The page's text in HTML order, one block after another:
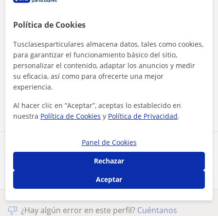
Comparte a este profesor
Al hacer clic, aceptas nuestroaviso legaly deprivacidad
¿Hay algún error en este perfil? Cuéntanos
Política de Cookies
Tusclasesparticulares almacena datos, tales como cookies,
para garantizar el funcionamiento básico del sitio,
personalizar el contenido, adaptar los anuncios y medir
su eficacia, así como para ofrecerte una mejor
experiencia.
Al hacer clic en “Aceptar”, aceptas lo establecido en
nuestra Política de Cookies y Política de Privacidad.
Panel de Cookies
Rechazar
Aceptar